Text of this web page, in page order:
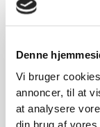
Denne
Vi bruger
annoncer, til at
at analysere